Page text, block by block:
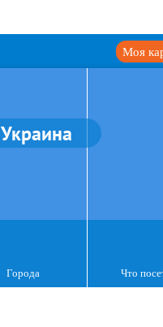
Моя
Украина
Города Что